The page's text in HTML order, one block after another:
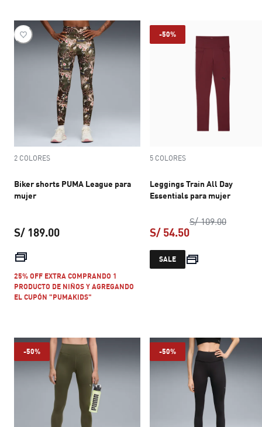
2 COLORES
Biker shorts PUMA League para
mujer
S/ 189.00
25% OFF EXTRA COMPRANDO 1
PRODUCTO DE NIÑOS Y AGREGANDO
EL CUPÓN "PUMAKIDS"
-50%
5 COLORES
Leggings Train All Day
Essentials para mujer
S/ 109.00precio
S/ 54.50
precio actual S/
SALE
-50% -50%